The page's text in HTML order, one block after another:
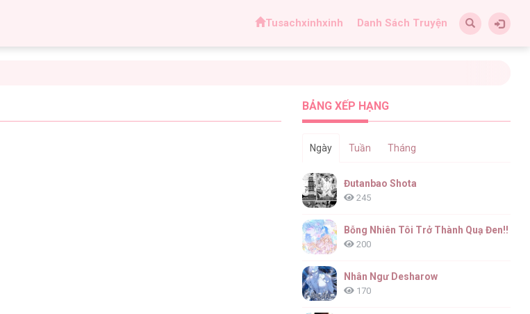
Tusachxinhxinh Danh Sách Truyện
BẢNG XẾP HẠNG
Ngày Tuần Tháng
Đutanbao Shota
245
Bỗng Nhiên Tôi Trở Thành Quạ Đen!!
200
Nhân Ngư Desharow
170